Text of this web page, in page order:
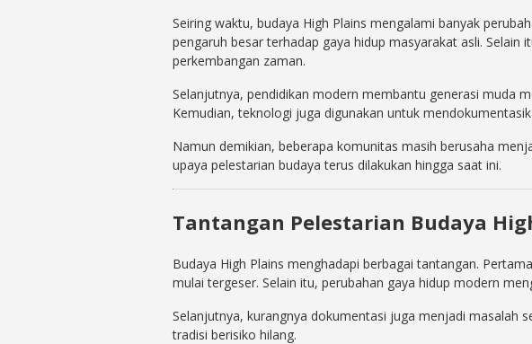
Seiring waktu, budaya High Plains mengalami banyak
pengaruh besar terhadap gaya hidup masyarakat asli. Selain
perkembangan zaman.
Selanjutnya, pendidikan modern membantu generasi muda
Kemudian, teknologi juga digunakan untuk
Namun demikian, beberapa komunitas masih berusaha
upaya pelestarian budaya terus dilakukan hingga saat ini.
Tantangan Pelestarian Budaya
Budaya High Plains menghadapi berbagai tantangan.
mulai tergeser. Selain itu, perubahan gaya hidup modern
Selanjutnya, kurangnya dokumentasi juga menjadi masalah
tradisi berisiko hilang.